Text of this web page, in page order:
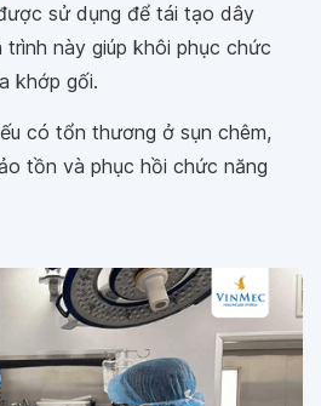
sử dụng để tái tạo dây
này giúp khôi phục chức
khớp gối.
có tổn thương ở sụn chêm,
tồn và phục hồi chức năng